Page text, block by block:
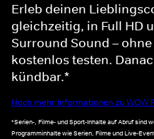
Erleb deinen
gleichzeitig, in Full HD
Surround Sound – ohne
kostenlos testen.
kündbar.*
Noch mehr Informationen zu WOW
*Serien-, Filme- und Sport-Inhalte auf Abruf sind
Programminhalte wie Serien, Filme und Live-